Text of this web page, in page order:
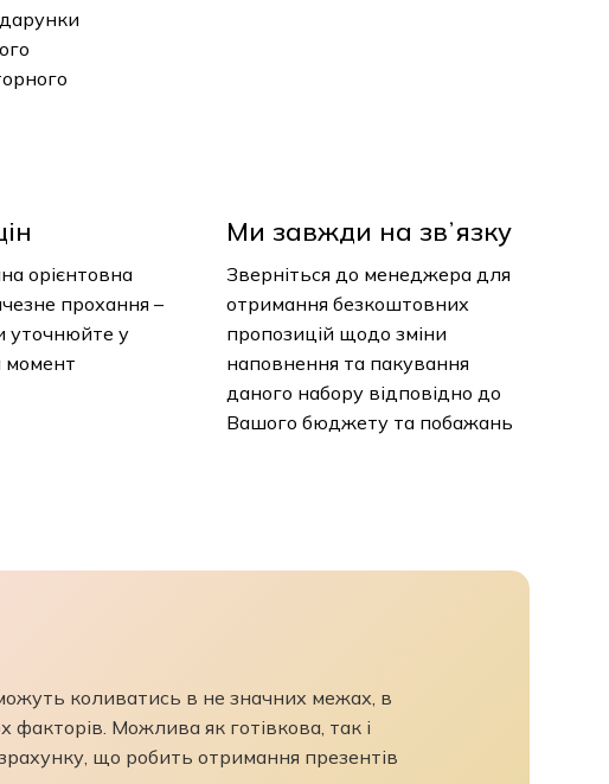
орієнтовна
прохання –
уточнюйте у
момент
Ми завжди на звʼязку
Зверніться до менеджера для
отримання безкоштовних
пропозицій щодо зміни
наповнення та пакування
даного набору відповідно до
Вашого бюджету та побажань
коливатись в не значних межах, в
факторів. Можлива як готівкова, так і
що робить отримання презентів